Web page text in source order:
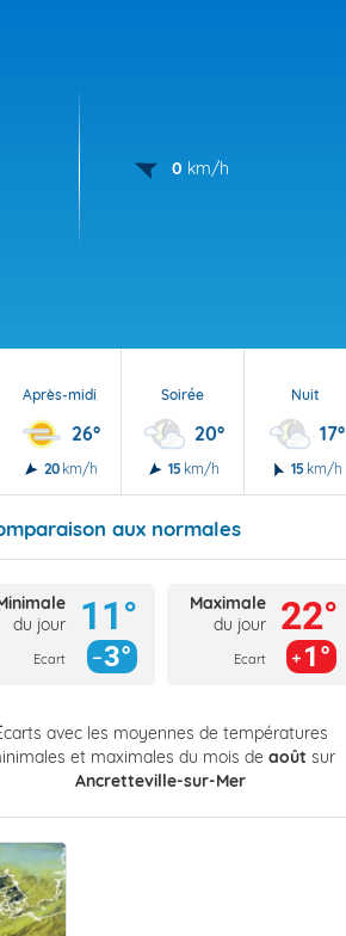
0 km/h
Après-midi
26°
20 km/h
Soirée
20°
15 km/h
Nuit
17°
15 km/h
aux normales
du jour
Ecart
11°
3°
Maximale
du jour
Ecart
22°
1°
avec les moyennes de températures
et maximales du mois de août sur
Ancretteville-sur-Mer